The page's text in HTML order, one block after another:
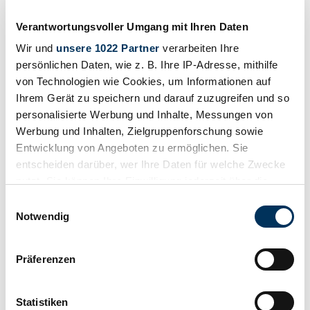
Verantwortungsvoller Umgang mit Ihren Daten
Wir und unsere 1022 Partner verarbeiten Ihre
persönlichen Daten, wie z. B. Ihre IP-Adresse, mithilfe
von Technologien wie Cookies, um Informationen auf
Ihrem Gerät zu speichern und darauf zuzugreifen und so
personalisierte Werbung und Inhalte, Messungen von
Werbung und Inhalten, Zielgruppenforschung sowie
Entwicklung von Angeboten zu ermöglichen. Sie
entscheiden darüber, wer Ihre Daten für welche Zwecke
Trigger Symbol ändern oder widerrufen
Informationen über Ihre geografische Lage
können
Notwendig
Präferenzen
Statistiken
1990 | Spice SE90C
Price on request